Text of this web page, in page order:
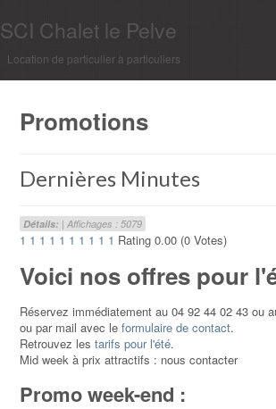
SCI Chalet le Pelve
Location de particulier à particuliers
Promotions
Dernières Minutes
Détails: | Affichages : 5079
1 1 1 1 1 1 1 1 1 1 Rating 0.00 (0 Votes)
Voici nos offres pour
Réservez immédiatement au 04 92 44 02 43 ou
ou par mail avec le formulaire de contact.
Retrouvez les tarifs pour l'été.
Mid week à prix attractifs : nous contacter
Promo week-end :